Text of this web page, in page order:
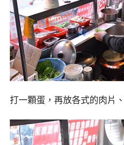
打一顆蛋，再放各式的肉片